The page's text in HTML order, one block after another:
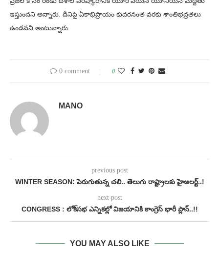
ఇస్తుందని అన్నారు. దీనిపై ఏకాభిప్రాయం కుదరనంత వరకు శాంతిభద్రతలు
ఉండవని అంటున్నారు.
0 comment 0
MANO
previous post
WINTER SEASON: పెరుగుతున్న చలి.. తెలుగు రాష్ట్రాలకు హైఅలర్ట్..!
next post
CONGRESS : లోక్‌సభ ఎన్నికల్లో విజయానికి కాంగ్రెస్ భారీ ప్లాన్..!!
YOU MAY ALSO LIKE